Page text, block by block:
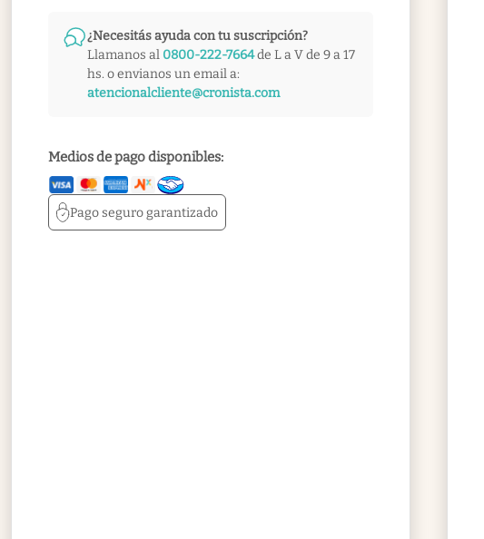
¿Necesitás ayuda con tu suscripción?
Llamanos al 0800-222-7664de L a V de 9 a 17
hs. o envianos un email a:
atencionalcliente@cronista.com
Medios de pago disponibles:
Pago segurogarantizado